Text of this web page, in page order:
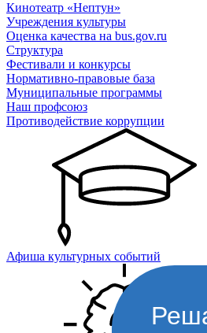
Кинотеатр «Нептун»
Учреждения культуры
Оценка качества на bus.gov.ru
Структура
Фестивали и конкурсы
Нормативно-правовые база
Муниципальные программы
Наш профсоюз
Противодействие коррупции
Афиша культурных событий